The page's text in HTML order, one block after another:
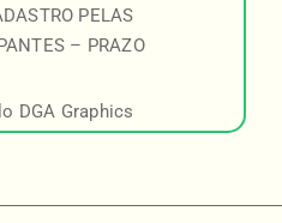
PELAS
– PRAZO
DGA Graphics